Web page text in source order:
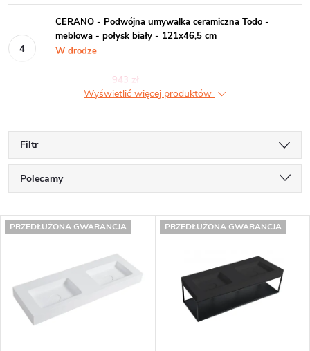
CERANO - Podwójna umywalka ceramiczna Todo -
meblowa - połysk biały - 121x46,5 cm
W drodze
943 zł
Wyświetlić więcej produktów
Filtr
r
o
w
Polecamy
Najdroższe
Najczęściej sprzedawane
Alfabetycznie
L
s
PRZEDŁUŻONA GWARANCJA PRZEDŁUŻONA GWARANCJA